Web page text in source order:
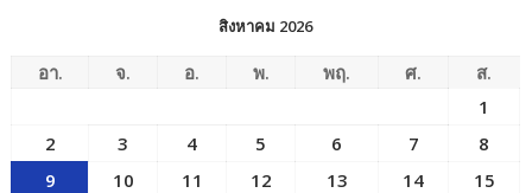
สิงหาคม 2026
อา. จ. อ. พ. พฤ. ศ.
ส.
1
2
3 4 5 6 7
8
9
10 11 12 13 14
15